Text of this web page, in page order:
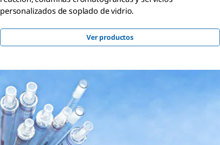
personalizados de soplado de vidrio.
Ver productos